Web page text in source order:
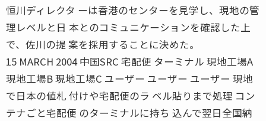
恒川ディレクタ ーは香港のセンターを見学し、現地の管
理レベルと日 本とのコミュニケーションを確認した上
で、佐川の提 案を採用することに決めた。
15 MARCH 2004 中国SRC 宅配便 ターミナル 現地工場A
現地工場B 現地工場C ユーザー ユーザー ユーザー 現地
で日本の値札 付けや宅配便のラ ベル貼りまで処理 コン
テナごと宅配便 のターミナルに持ち 込んで翌日全国納